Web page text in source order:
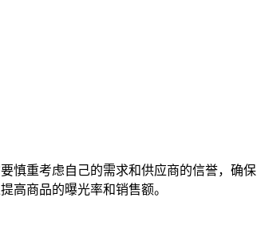
慎重考虑自己的需求和供应商的信誉，确保
高商品的曝光率和销售额。